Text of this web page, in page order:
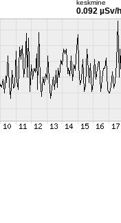
keskmine
0.092 µSv/h